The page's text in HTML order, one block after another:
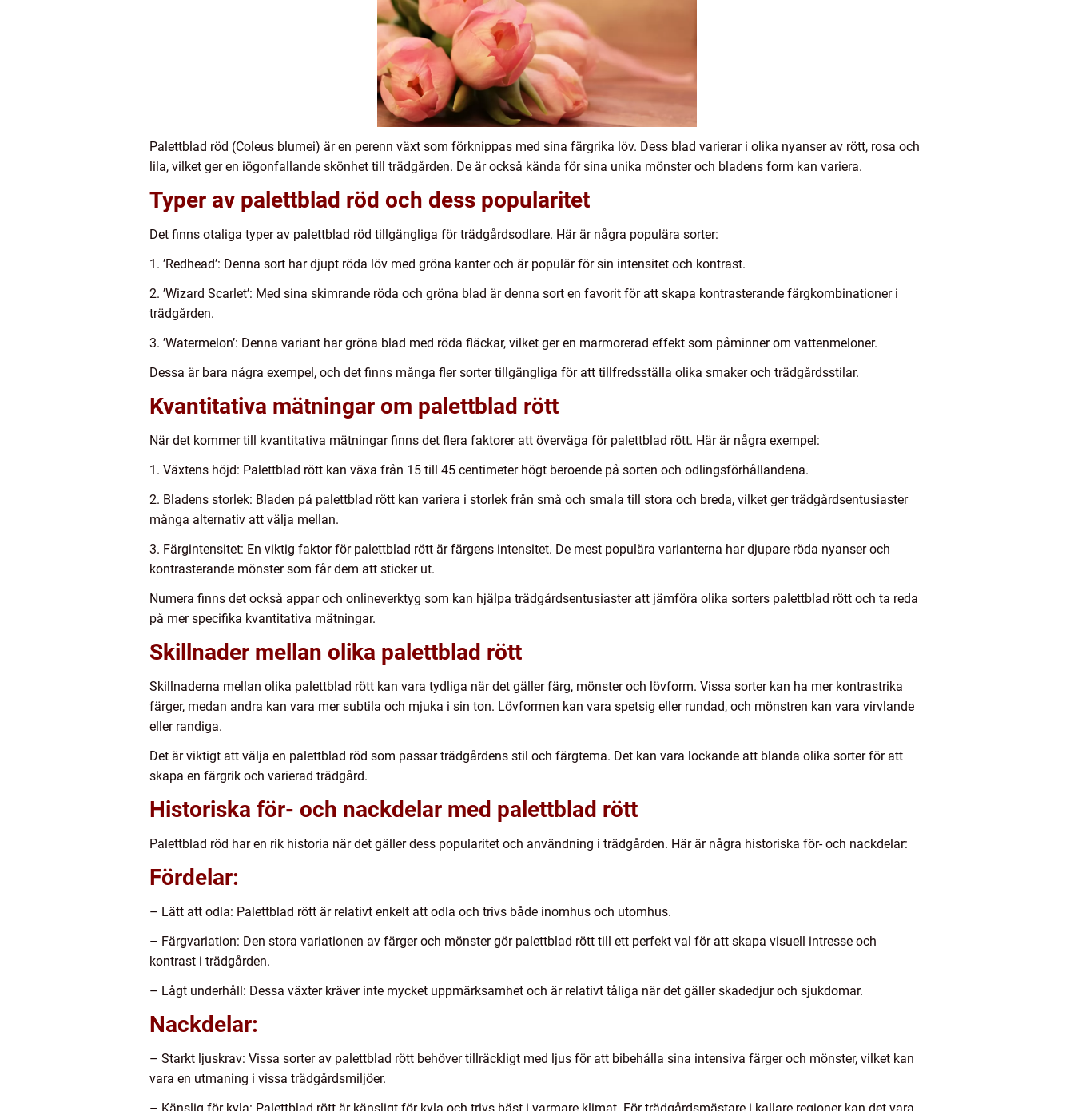
Palettblad röd (Coleus blumei) är en perenn växt som förknippas med sina färgrika löv. Dess blad varierar i olika nyanser av rött, rosa och
lila, vilket ger en iögonfallande skönhet till trädgården. De är också kända för sina unika mönster och bladens form kan variera.
Typer av palettblad röd och dess popularitet
Det finns otaliga typer av palettblad röd tillgängliga för trädgårdsodlare. Här är några populära sorter:
1. ’Redhead’: Denna sort har djupt röda löv med gröna kanter och är populär för sin intensitet och kontrast.
2. ’Wizard Scarlet’: Med sina skimrande röda och gröna blad är denna sort en favorit för att skapa kontrasterande färgkombinationer i
trädgården.
3. ’Watermelon’: Denna variant har gröna blad med röda fläckar, vilket ger en marmorerad effekt som påminner om vattenmeloner.
Dessa är bara några exempel, och det finns många fler sorter tillgängliga för att tillfredsställa olika smaker och trädgårdsstilar.
Kvantitativa mätningar om palettblad rött
När det kommer till kvantitativa mätningar finns det flera faktorer att överväga för palettblad rött. Här är några exempel:
1. Växtens höjd: Palettblad rött kan växa från 15 till 45 centimeter högt beroende på sorten och odlingsförhållandena.
2. Bladens storlek: Bladen på palettblad rött kan variera i storlek från små och smala till stora och breda, vilket ger trädgårdsentusiaster
många alternativ att välja mellan.
3. Färgintensitet: En viktig faktor för palettblad rött är färgens intensitet. De mest populära varianterna har djupare röda nyanser och
kontrasterande mönster som får dem att sticker ut.
Numera finns det också appar och onlineverktyg som kan hjälpa trädgårdsentusiaster att jämföra olika sorters palettblad rött och ta reda
på mer specifika kvantitativa mätningar.
Skillnader mellan olika palettblad rött
Skillnaderna mellan olika palettblad rött kan vara tydliga när det gäller färg, mönster och lövform. Vissa sorter kan ha mer kontrastrika
färger, medan andra kan vara mer subtila och mjuka i sin ton. Lövformen kan vara spetsig eller rundad, och mönstren kan vara virvlande
eller randiga.
Det är viktigt att välja en palettblad röd som passar trädgårdens stil och färgtema. Det kan vara lockande att blanda olika sorter för att
skapa en färgrik och varierad trädgård.
Historiska för- och nackdelar med palettblad rött
Palettblad röd har en rik historia när det gäller dess popularitet och användning i trädgården. Här är några historiska för- och nackdelar:
Fördelar:
– Lätt att odla: Palettblad rött är relativt enkelt att odla och trivs både inomhus och utomhus.
– Färgvariation: Den stora variationen av färger och mönster gör palettblad rött till ett perfekt val för att skapa visuell intresse och
kontrast i trädgården.
– Lågt underhåll: Dessa växter kräver inte mycket uppmärksamhet och är relativt tåliga när det gäller skadedjur och sjukdomar.
Nackdelar:
– Starkt ljuskrav: Vissa sorter av palettblad rött behöver tillräckligt med ljus för att bibehålla sina intensiva färger och mönster, vilket kan
vara en utmaning i vissa trädgårdsmiljöer.
– Känslig för kyla: Palettblad rött är känsligt för kyla och trivs bäst i varmare klimat. För trädgårdsmästare i kallare regioner kan det vara